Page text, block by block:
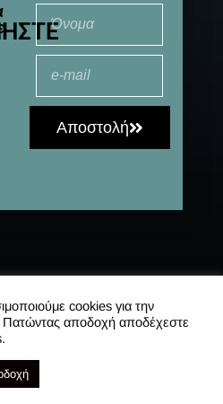
Αποστολή
ερωτήσεις|
Πολιτική
cookies για την
Πατώντας αποδοχή αποδέχεστε